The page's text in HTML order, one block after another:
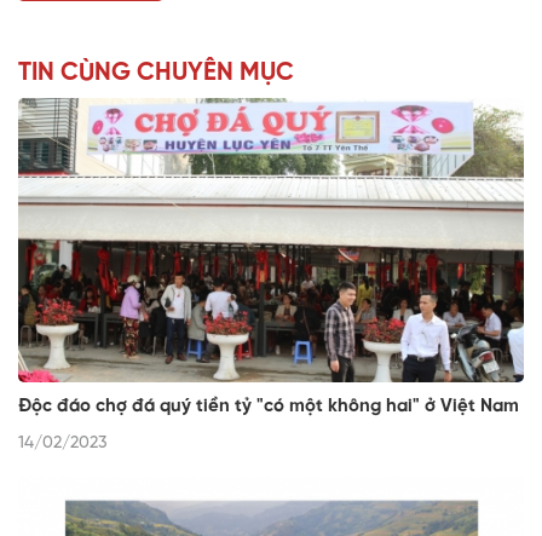
TIN CÙNG CHUYÊN MỤC
Độc đáo chợ đá quý tiền tỷ "có một không hai" ở Việt Nam
14/02/2023